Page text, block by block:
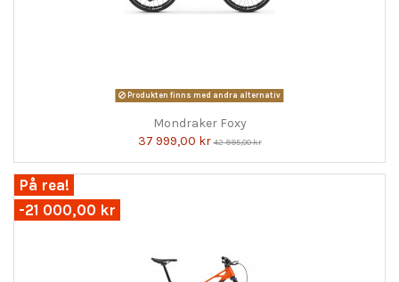
Produkten finns med andra alternativ
Mondraker Foxy
37 999,00 kr42 995,00 kr
På rea!
-21 000,00 kr